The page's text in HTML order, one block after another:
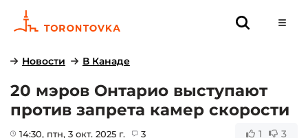
Новости В Канаде
20 мэров Онтарио выступают
против запрета камер скорости
14:30, птн, 3 окт. 2025 г. 3 1 3